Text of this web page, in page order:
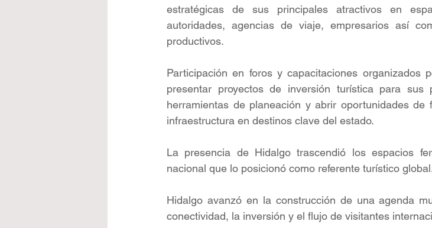
estratégicas de sus principales atractivos en
autoridades, agencias de viaje, empresarios así
productivos.
Participación en foros y capacitaciones organizados
presentar proyectos de inversión turística para sus
herramientas de planeación y abrir oportunidades
infraestructura en destinos clave del estado.
La presencia de Hidalgo trascendió los espacios
nacional que lo posicionó como referente turístico
Hidalgo avanzó en la construcción de una agenda
conectividad, la inversión y el flujo de visitantes